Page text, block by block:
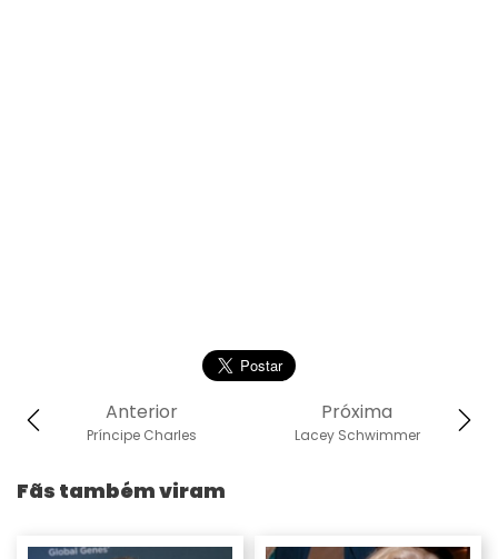
Próxima
Lacey Schwimmer
Anterior
Príncipe Charles
Fãs também viram